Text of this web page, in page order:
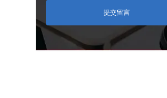
提交留言